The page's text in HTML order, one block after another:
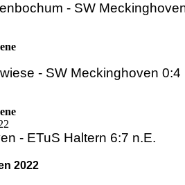
- SW
- SW Meckinghoven 0:4
- ETuS Haltern 6:7 n.E.
2022